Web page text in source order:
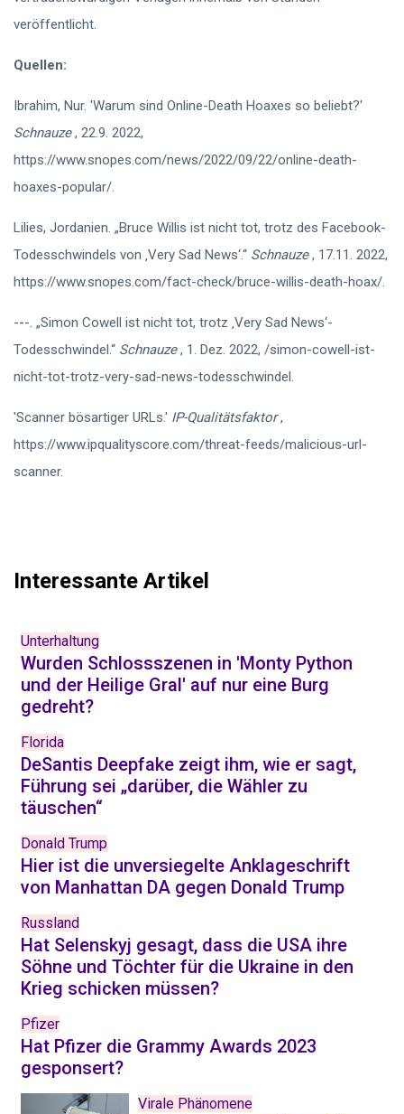
veröffentlicht.
Quellen:
Ibrahim, Nur. 'Warum sind Online-Death Hoaxes so beliebt?'
Schnauze, 22.9. 2022,
https://www.snopes.com/news/2022/09/22/online-death-
hoaxes-popular/.
Lilies, Jordanien. „Bruce Willis ist nicht tot, trotz des Facebook-
Todesschwindels von ‚Very Sad News‘.“ Schnauze, 17.11. 2022,
https://www.snopes.com/fact-check/bruce-willis-death-hoax/.
---. „Simon Cowell ist nicht tot, trotz ‚Very Sad News‘-
Todesschwindel.“ Schnauze, 1. Dez. 2022, /simon-cowell-ist-
nicht-tot-trotz-very-sad-news-todesschwindel.
'Scanner bösartiger URLs.' IP-Qualitätsfaktor,
https://www.ipqualityscore.com/threat-feeds/malicious-url-
scanner.
Interessante Artikel
Unterhaltung
Wurden Schlossszenen in 'Monty Python
und der Heilige Gral' auf nur eine Burg
gedreht?
Florida
DeSantis Deepfake zeigt ihm, wie er sagt,
Führung sei „darüber, die Wähler zu
täuschen“
Donald Trump
Hier ist die unversiegelte Anklageschrift
von Manhattan DA gegen Donald Trump
Russland
Hat Selenskyj gesagt, dass die USA ihre
Söhne und Töchter für die Ukraine in den
Krieg schicken müssen?
Pfizer
Hat Pfizer die Grammy Awards 2023
gesponsert?
Virale Phänomene